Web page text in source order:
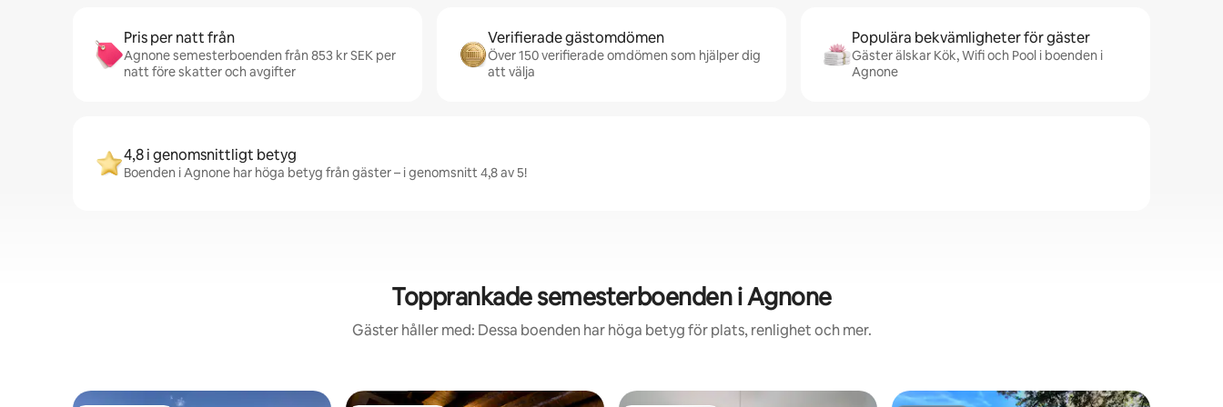
Pris per natt från
Agnone semesterboenden från 853 kr SEK per
natt före skatter och avgifter
Verifierade gästomdömen
Över 150 verifierade omdömen som hjälper dig
att välja
Populära bekvämligheter för gäster
Gäster älskar Kök, Wifi och Pool i boenden i
Agnone
4,8 i genomsnittligt betyg
Boenden i Agnone har höga betyg från gäster – i genomsnitt 4,8 av 5!
Topprankade semesterboenden i Agnone
Gäster håller med: Dessa boenden har höga betyg för plats, renlighet och mer.